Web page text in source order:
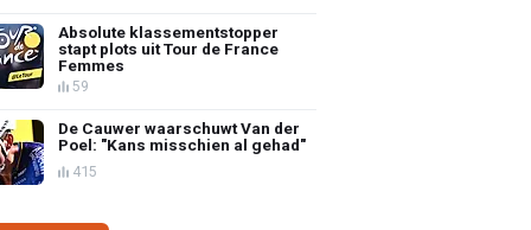
Absolute klassementstopper
stapt plots uit Tour de France
Femmes
59
De Cauwer waarschuwt Van der
Poel: "Kans misschien al gehad"
415